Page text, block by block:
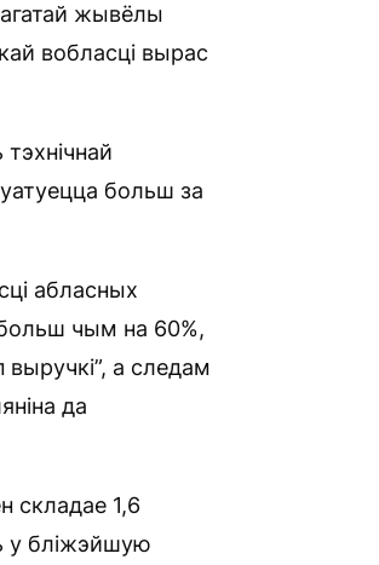
жывёлы
вобласці вырас
больш за
абласных
чым на 60%,
а следам
да
складае 1,6
у бліжэйшую